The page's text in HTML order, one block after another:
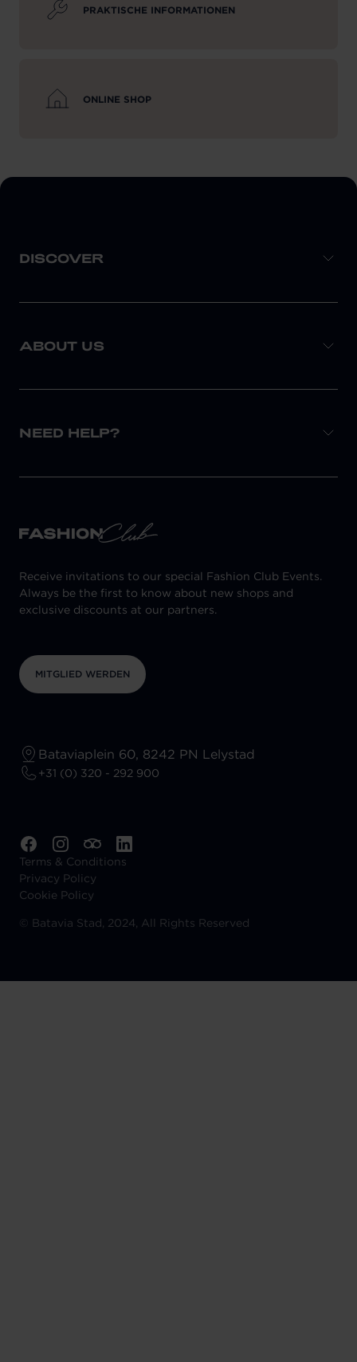
PRAKTISCHE INFORMATIONEN
ONLINE SHOP
DISCOVER
ABOUT US
NEED HELP?
Receive invitations to our special Fashion Club Events.
Always be the first to know about new shops and
exclusive discounts at our partners.
MITGLIED WERDEN
Bataviaplein 60, 8242 PN Lelystad
+31 (0) 320 - 292 900
Terms & Conditions
Privacy Policy
Cookie Policy
©
Batavia Stad, 2024, All Rights Reserved